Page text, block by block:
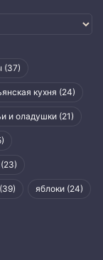
(37)
кухня (24)
и оладушки (21)
(23)
(39) яблоки (24)